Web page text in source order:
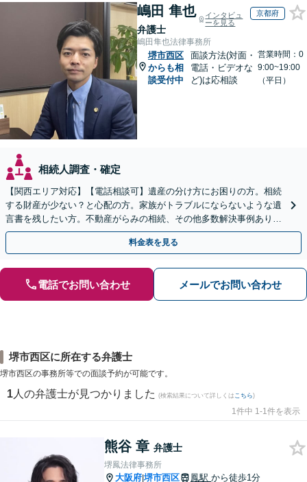
嶋田 隼也
弁護士
インタビュ
ーを見る
京都府
嶋田隼也法律事務所
堺市西区
からも相
談受付中
面談方法(対面・
電話・ビデオな
ど)は応相談
営業時間：0
9:00~19:00
（平日）
相続人調査・確定
【関西エリア対応】【電話相談可】遺産の分け方にお困りの方。相続
する財産が少ない？と心配の方。家族がトラブルにならないような遺
言書を残したい方。不動産がらみの相続、その他多数解決事例あり。
親身に対応します【夜間・休日面談】【初回相談無料】
料金表を見る
電話でお問い合わせ メールでお問い合わせ
堺市西区に所在する弁護士
堺市西区の事務所等での面談予約が可能です。
1 人の弁護士が見つかりました (検索結果について詳しくは こちら)
1件中 1-1件を表示
熊谷 章 弁護士
堺鳳法律事務所
大阪府|堺市西区 鳳駅 から徒歩1分